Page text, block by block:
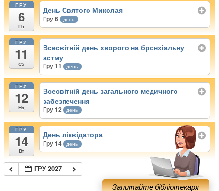
ГРУ
6
Пн
День Святого Миколая
Гру 6 день
ГРУ
11
Сб
Всесвітній день хворого на бронхіальну
астму
Гру 11 день
ГРУ
12
Нд
Всесвітній день загального медичного
забезпечення
Гру 12 день
ГРУ
14
Вт
День ліквідатора
Гру 14 день
ГРУ 2027